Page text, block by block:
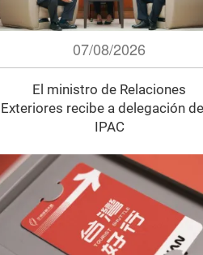
07/08/2026
El ministro de Relaciones
Exteriores recibe a delegación
IPAC